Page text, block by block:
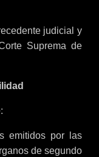
judicial y
Suprema de
emitidos por las
de segundo